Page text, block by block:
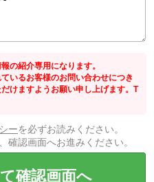
の紹介専用になります。
いるお客様のお問い合わせにつき
けますようお願い申し上げます。T
ーを必ずお読みください。
確認画面へお進みください。
確認画面へ